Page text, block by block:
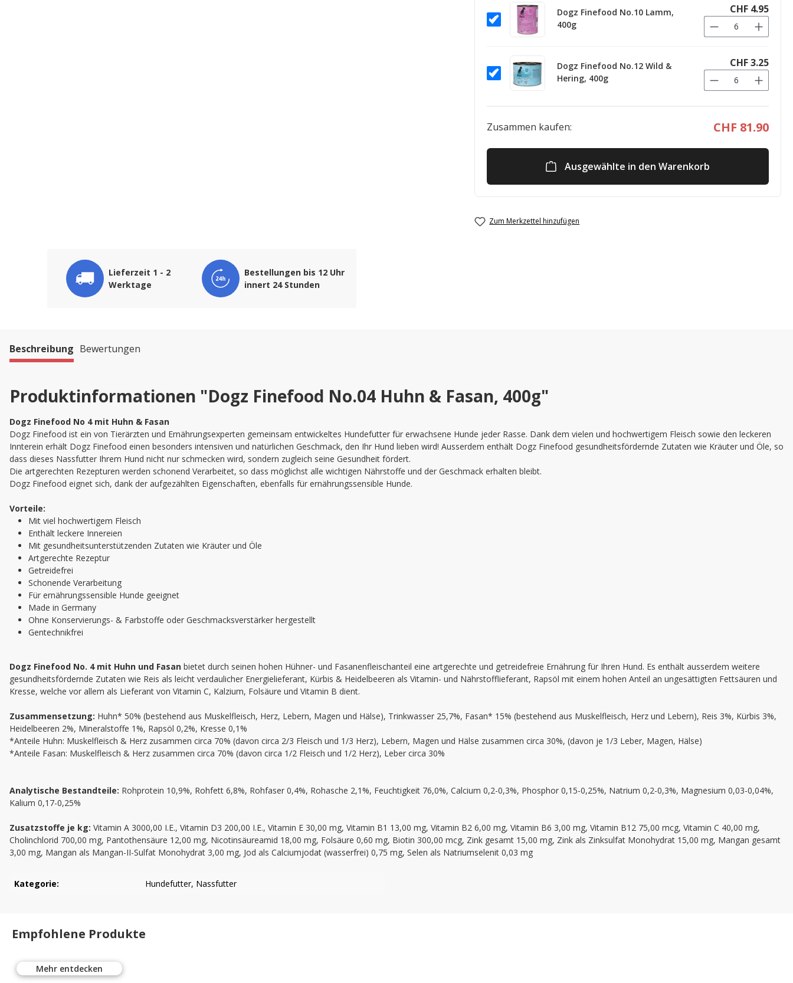
Dogz Finefood No.10 Lamm,
400g
CHF 4.95
Dogz Finefood No.12 Wild &
Hering, 400g
CHF 3.25
Zusammen kaufen: CHF 81.90
Ausgewählte in den Warenkorb
Zum Merkzettel hinzufügen
Lieferzeit 1 - 2
Werktage
Bestellungen bis 12 Uhr
innert 24 Stunden
Beschreibung Bewertungen
Produktinformationen "Dogz Finefood No.04 Huhn & Fasan, 400g"
Dogz Finefood No 4 mit Huhn & Fasan
Dogz Finefood ist ein von Tierärzten und Ernährungsexperten gemeinsam entwickeltes Hundefutter für erwachsene Hunde jeder Rasse. Dank dem vielen und hochwertigem Fleisch sowie den leckeren
Innterein erhält Dogz Finefood einen besonders intensiven und natürlichen Geschmack, den Ihr Hund lieben wird! Ausserdem enthält Dogz Finefood gesundheitsfördernde Zutaten wie Kräuter und Öle, so
dass dieses Nassfutter Ihrem Hund nicht nur schmecken wird, sondern zugleich seine Gesundheit fördert.
Die artgerechten Rezepturen werden schonend Verarbeitet, so dass möglichst alle wichtigen Nährstoffe und der Geschmack erhalten bleibt.
Dogz Finefood eignet sich, dank der aufgezählten Eigenschaften, ebenfalls für ernährungssensible Hunde.
Vorteile:
Mit viel hochwertigem Fleisch
Enthält leckere Innereien
Mit gesundheitsunterstützenden Zutaten wie Kräuter und Öle
Artgerechte Rezeptur
Getreidefrei
Schonende Verarbeitung
Für ernährungssensible Hunde geeignet
Made in Germany
Ohne Konservierungs- & Farbstoffe oder Geschmacksverstärker hergestellt
Gentechnikfrei
Dogz Finefood No. 4 mit Huhn und Fasan bietet durch seinen hohen Hühner- und Fasanenfleischanteil eine artgerechte und getreidefreie Ernährung für Ihren Hund. Es enthält ausserdem weitere
gesundheitsfördernde Zutaten wie Reis als leicht verdaulicher Energielieferant, Kürbis & Heidelbeeren als Vitamin- und Nährstofflieferant, Rapsöl mit einem hohen Anteil an ungesättigten Fettsäuren und
Kresse, welche vor allem als Lieferant von Vitamin C, Kalzium, Folsäure und Vitamin B dient.
Zusammensetzung: Huhn* 50% (bestehend aus Muskelfleisch, Herz, Lebern, Magen und Hälse), Trinkwasser 25,7%, Fasan* 15% (bestehend aus Muskelfleisch, Herz und Lebern), Reis 3%, Kürbis 3%,
Heidelbeeren 2%, Mineralstoffe 1%, Rapsöl 0,2%, Kresse 0,1%
*Anteile Huhn: Muskelfleisch & Herz zusammen circa 70% (davon circa 2/3 Fleisch und 1/3 Herz), Lebern, Magen und Hälse zusammen circa 30%, (davon je 1/3 Leber, Magen, Hälse)
*Anteile Fasan: Muskelfleisch & Herz zusammen circa 70% (davon circa 1/2 Fleisch und 1/2 Herz), Leber circa 30%
Analytische Bestandteile: Rohprotein 10,9%, Rohfett 6,8%, Rohfaser 0,4%, Rohasche 2,1%, Feuchtigkeit 76,0%, Calcium 0,2-0,3%, Phosphor 0,15-0,25%, Natrium 0,2-0,3%, Magnesium 0,03-0,04%,
Kalium 0,17-0,25%
Zusatzstoffe je kg: Vitamin A 3000,00 I.E., Vitamin D3 200,00 I.E., Vitamin E 30,00 mg, Vitamin B1 13,00 mg, Vitamin B2 6,00 mg, Vitamin B6 3,00 mg, Vitamin B12 75,00 mcg, Vitamin C 40,00 mg,
Cholinchlorid 700,00 mg, Pantothensäure 12,00 mg, Nicotinsäureamid 18,00 mg, Folsäure 0,60 mg, Biotin 300,00 mcg, Zink gesamt 15,00 mg, Zink als Zinksulfat Monohydrat 15,00 mg, Mangan gesamt
3,00 mg, Mangan als Mangan-II-Sulfat Monohydrat 3,00 mg, Jod als Calciumjodat (wasserfrei) 0,75 mg, Selen als Natriumselenit 0,03 mg
Kategorie: Hundefutter, Nassfutter
Empfohlene Produkte
Mehr entdecken